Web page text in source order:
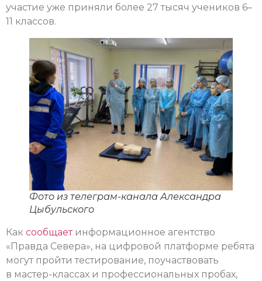
участие уже приняли более 27 тысяч учеников 6–
11 классов.
Фото из телеграм-канала Александра
Цыбульского
Как сообщаетинформационное агентство
«Правда Севера», на цифровой платформе ребята
могут пройти тестирование, поучаствовать
в мастер-классах и профессиональных пробах,